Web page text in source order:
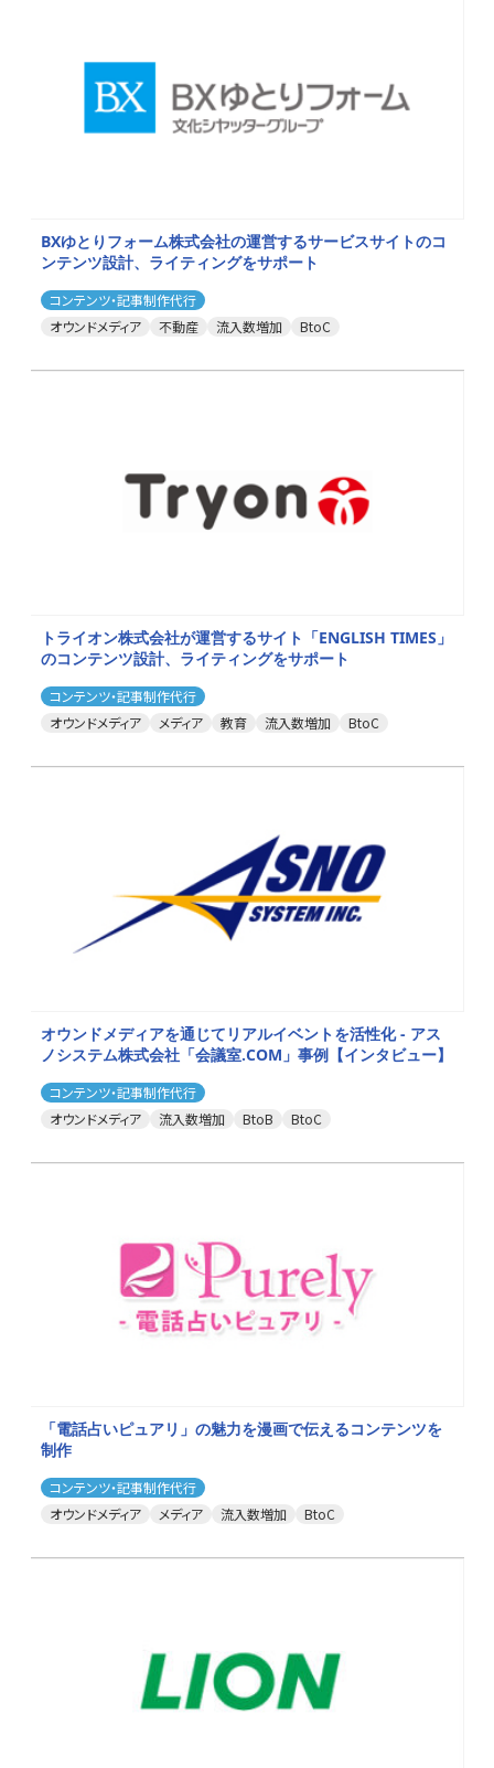
BXゆとりフォーム株式会社の運営するサービスサイトのコ
ンテンツ設計、ライティングをサポート
コンテンツ・記事制作代行
オウンドメディア
不動産 流入数増加 BtoC
トライオン株式会社が運営するサイト「ENGLISH TIMES」
のコンテンツ設計、ライティングをサポート
コンテンツ・記事制作代行
オウンドメディア
メディア 教育 流入数増加 BtoC
オウンドメディアを通じてリアルイベントを活性化 - アス
ノシステム株式会社「会議室.COM」事例【インタビュー】
コンテンツ・記事制作代行
オウンドメディア
流入数増加 BtoB BtoC
「電話占いピュアリ」の魅力を漫画で伝えるコンテンツを
制作
コンテンツ・記事制作代行
オウンドメディア
メディア 流入数増加 BtoC